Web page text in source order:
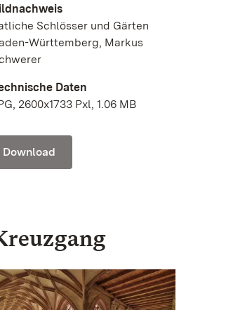
Schlösser und Gärten
Württemberg, Markus
Daten
2600x1733 Pxl, 1.06 MB
Download